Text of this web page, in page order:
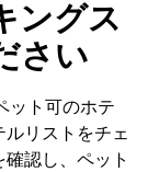
ングス
さい
ット可のホテ
リストをチェ
認し、ペット